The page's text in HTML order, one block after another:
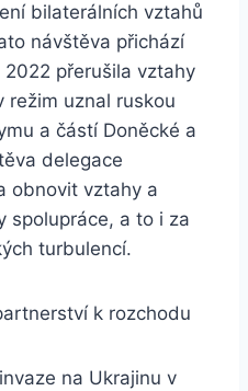
bilaterálních vztahů
návštěva přichází
přerušila vztahy
režim uznal ruskou
a částí Doněcké a
delegace
obnovit vztahy a
spolupráce, a to i za
turbulencí.
k rozchodu
na Ukrajinu v